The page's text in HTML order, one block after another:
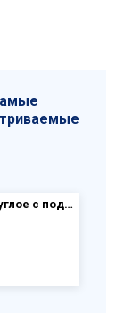
iLook_move Зеркало круглое с подсветкой и сенсорной панелью 17612 019002